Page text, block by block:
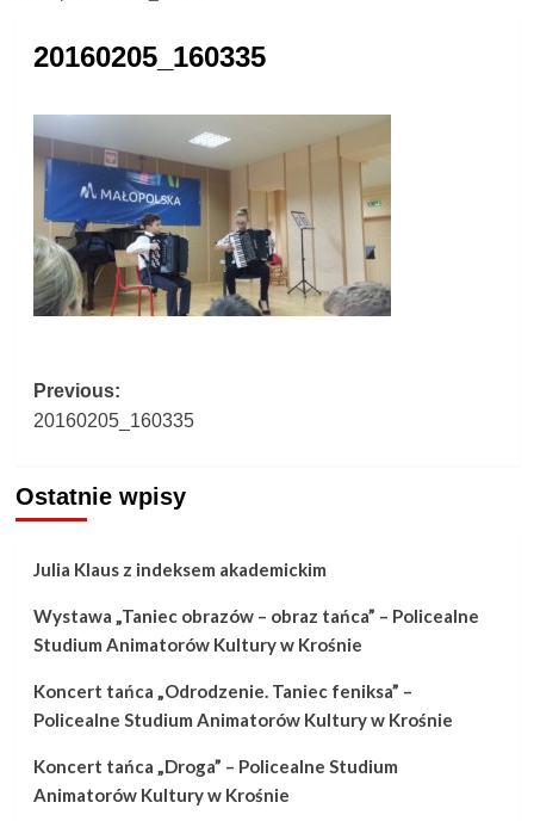
20160205_160335
Post
navigation
Previous:
20160205_160335
Ostatnie wpisy
Julia Klaus z indeksem akademickim
Wystawa „Taniec obrazów – obraz tańca” – Policealne
Studium Animatorów Kultury w Krośnie
Koncert tańca „Odrodzenie. Taniec feniksa” –
Policealne Studium Animatorów Kultury w Krośnie
Koncert tańca „Droga” – Policealne Studium
Animatorów Kultury w Krośnie